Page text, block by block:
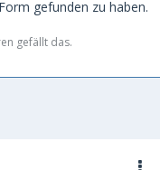
gefunden zu haben.
gefällt das.